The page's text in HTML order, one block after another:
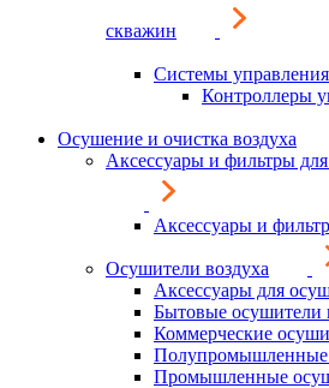
скважин
Системы
Контроллеры
Осушение и очистка воздуха
Аксессуары и фильтры
Аксессуары и
Осушители воздуха
Аксессуары для
Бытовые осушители
Коммерческие
Полупромышленные
Промышленные